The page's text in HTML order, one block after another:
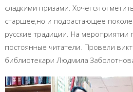
сладкими призами. Хочется
старшее,но и подрастающее
русские традиции. На мероприятии
постоянные читатели. Провели
библиотекари Людмила